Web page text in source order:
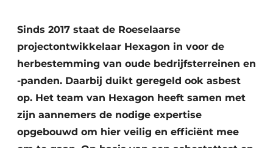
Video’s
Sinds 2017 staat de Roeselaarse
projectontwikkelaar Hexagon in voor de
herbestemming van oude bedrijfsterreinen en
-panden. Daarbij duikt geregeld ook asbest
op. Het team van Hexagon heeft samen met
zijn aannemers de nodige expertise
opgebouwd om hier veilig en efficiënt mee